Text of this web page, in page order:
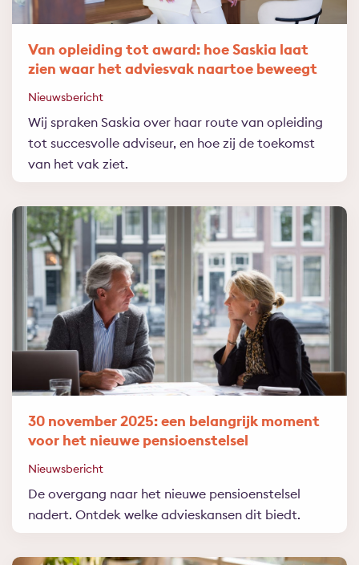
Van opleiding tot award: hoe Saskia laat
zien waar het adviesvak naartoe beweegt
Nieuwsbericht
Wij spraken Saskia over haar route van opleiding
tot succesvolle adviseur, en hoe zij de toekomst
van het vak ziet.
30 november 2025: een belangrijk moment
voor het nieuwe pensioenstelsel
Nieuwsbericht
De overgang naar het nieuwe pensioenstelsel
nadert. Ontdek welke advieskansen dit biedt.